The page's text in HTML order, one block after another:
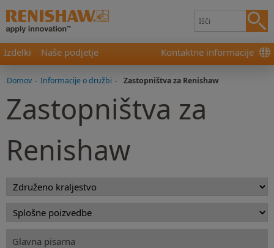
Izdelki Naše podjetje Kontaktne informacije
Domov - Informacije o družbi - Zastopništva za Renishaw
Zastopništva za
Renishaw
Glavna pisarna